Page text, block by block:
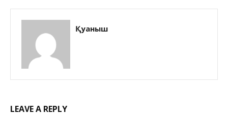
Қуаныш
LEAVE A REPLY